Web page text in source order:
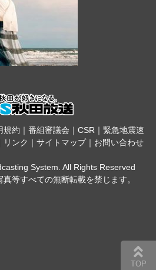
規約 ｜ 番組審議会 ｜ CSR｜ 緊急地震速
リンク ｜ サイトマップ｜ お問い合わせ
System. All Rights Reserved
等すべての無断転載を禁じます。